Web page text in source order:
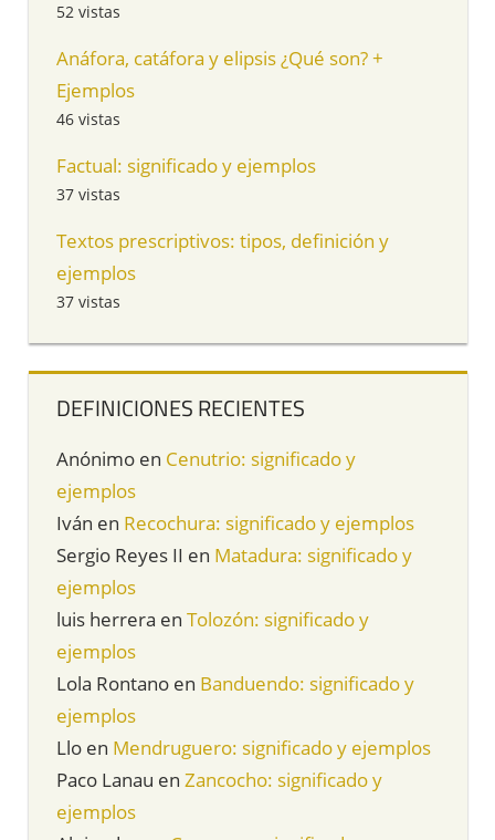
52 vistas
Anáfora, catáfora y elipsis ¿Qué son? +
Ejemplos
46 vistas
Factual: significado y ejemplos
37 vistas
Textos prescriptivos: tipos, definición y
ejemplos
37 vistas
DEFINICIONES RECIENTES
Anónimo en Cenutrio: significado y
ejemplos
Iván en Recochura: significado y ejemplos
Sergio Reyes II en Matadura: significado y
ejemplos
luis herrera en Tolozón: significado y
ejemplos
Lola Rontano en Banduendo: significado y
ejemplos
Llo en Mendruguero: significado y ejemplos
Paco Lanau en Zancocho: significado y
ejemplos